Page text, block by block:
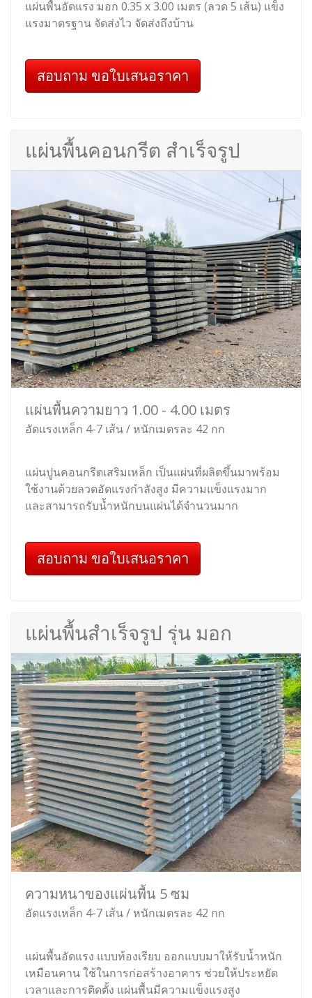
แผ่นพื้นอัดแรง มอก 0.35 x 3.00 เมตร (ลวด 5 เส้น) แข็ง
แรงมาตรฐาน จัดส่งไว จัดส่งถึงบ้าน
สอบถาม ขอใบเสนอราคา
แผ่นพื้นคอนกรีต สำเร็จรูป
แผ่นพื้นความยาว 1.00 - 4.00 เมตร
อัดแรงเหล็ก 4-7 เส้น / หนักเมตรละ 42 กก
แผ่นปูนคอนกรีตเสริมเหล็ก เป็นแผ่นที่ผลิตขึ้นมาพร้อม
ใช้งานด้วยลวดอัดแรงกำลังสูง มีความแข็งแรงมาก
และสามารถรับน้ำหนักบนแผ่นได้จำนวนมาก
สอบถาม ขอใบเสนอราคา
แผ่นพื้นสำเร็จรูป รุ่น มอก
ความหนาของแผ่นพื้น 5 ซม
อัดแรงเหล็ก 4-7 เส้น / หนักเมตรละ 42 กก
แผ่นพื้นอัดแรง แบบท้องเรียบ ออกแบบมาให้รับน้ำหนัก
เหมือนคาน ใช้ในการก่อสร้างอาคาร ช่วยให้ประหยัด
เวลาและการติดตั้ง แผ่นพื้นมีความแข็งแรงสูง